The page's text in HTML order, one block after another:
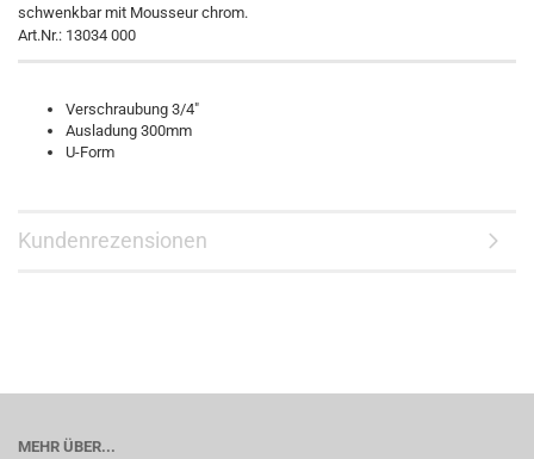
schwenkbar mit Mousseur chrom.
Art.Nr.: 13034 000
Verschraubung 3/4"
Ausladung 300mm
U-Form
Kundenrezensionen
MEHR ÜBER...